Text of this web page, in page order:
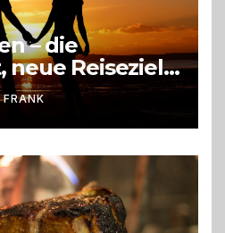
– die
neue Reiseziele
FRANK